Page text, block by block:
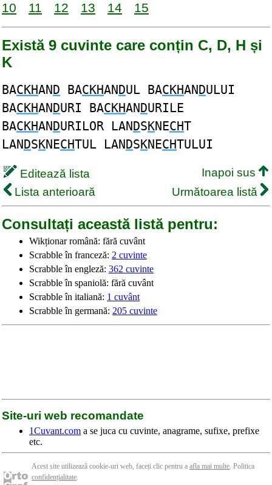
10
11 12 13 14 15
Există 9 cuvinte care conțin C, D, H și
K
BACKHAND BACKHANDUL BACKHANDULUI
BACKHANDURI BACKHANDURILE
BACKHANDURILOR LANDSKNECHT
LANDSKNECHTUL LANDSKNECHTULUI
Editează lista
Inapoi sus
Lista anterioară
Următoarea listă
Consultați această listă pentru:
Wikționar română: fără cuvânt
Scrabble în franceză: 2 cuvinte
Scrabble în engleză: 362 cuvinte
Scrabble în spaniolă: fără cuvânt
Scrabble în italiană: 1 cuvânt
Scrabble în germană: 205 cuvinte
Site-uri web recomandate
1Cuvant.com a se juca cu cuvinte, anagrame, sufixe, prefixe
etc.
Acest site utilizează cookie-uri web, faceți clic pentru a afla mai multe. Politica
confidențialitate.